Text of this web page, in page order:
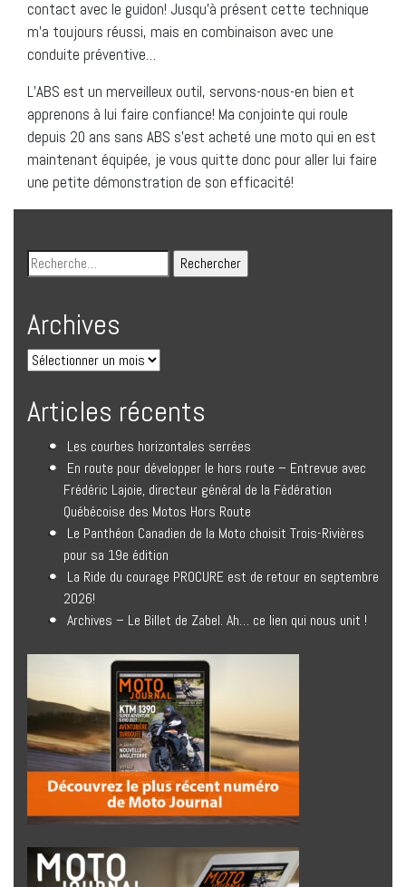
contact avec le guidon! Jusqu’à présent cette technique
m’a toujours réussi, mais en combinaison avec une
conduite préventive…
L’ABS est un merveilleux outil, servons-nous-en bien et
apprenons à lui faire confiance! Ma conjointe qui roule
depuis 20 ans sans ABS s’est acheté une moto qui en est
maintenant équipée, je vous quitte donc pour aller lui faire
une petite démonstration de son efficacité!
Archives
Articles récents
Les courbes horizontales serrées
En route pour développer le hors route – Entrevue avec
Frédéric Lajoie, directeur général de la Fédération
Québécoise des Motos Hors Route
Le Panthéon Canadien de la Moto choisit Trois-Rivières
pour sa 19e édition
La Ride du courage PROCURE est de retour en septembre
2026!
Archives – Le Billet de Zabel. Ah… ce lien qui nous unit !